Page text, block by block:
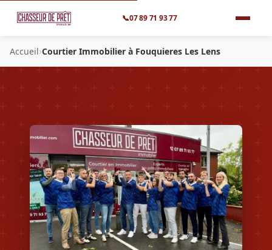
📞07 89 71 93 77
Accueil›Courtier Immobilier à Fouquieres Les Lens